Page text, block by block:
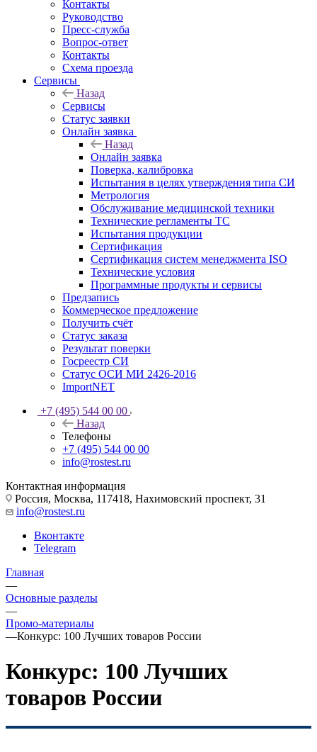
Контакты
Руководство
Пресс-служба
Вопрос-ответ
Контакты
Схема проезда
Сервисы
Назад
Сервисы
Статус заявки
Онлайн заявка
Назад
Онлайн заявка
Поверка, калибровка
Испытания в целях утверждения типа СИ
Метрология
Обслуживание медицинской техники
Технические регламенты ТС
Испытания продукции
Сертификация
Сертификация систем менеджмента ISO
Технические условия
Программные продукты и сервисы
Предзапись
Коммерческое предложение
Получить счёт
Статус заказа
Результат поверки
Госреестр СИ
Статус ОСИ МИ 2426-2016
ImportNET
+7 (495) 544 00 00
Назад
Телефоны
+7 (495) 544 00 00
info@rostest.ru
Контактная информация
Россия, Москва, 117418, Нахимовский проспект, 31
info@rostest.ru
Вконтакте
Telegram
Главная
—
Основные разделы
—
Промо-материалы
—Конкурс: 100 Лучших товаров России
Конкурс: 100 Лучших
товаров России